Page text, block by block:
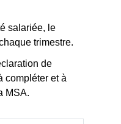
salariée, le
trimestre.
de
compléter et à
MSA.